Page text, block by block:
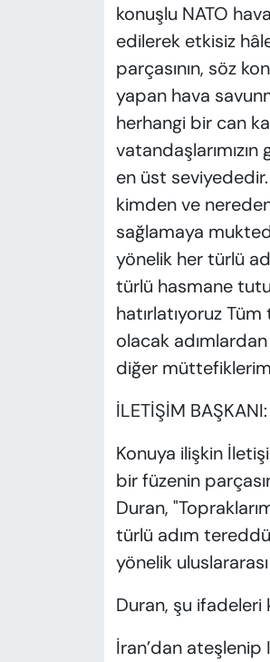
konuşlu NATO
edilerek etkisiz
parçasının, söz
yapan hava
herhangi bir can
en üst
kimden ve
sağlamaya
yönelik her türlü
türlü hasmane
hatırlatıyoruz
olacak
diğer
İLETİŞİM
Konuya ilişkin
bir füzenin
Duran,
türlü adım
yönelik
Duran, şu ifadeleri
İran’dan